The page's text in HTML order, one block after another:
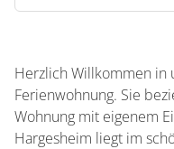
Herzlich Willkommen in
Ferienwohnung. Sie
Wohnung mit eigenem
Hargesheim liegt im